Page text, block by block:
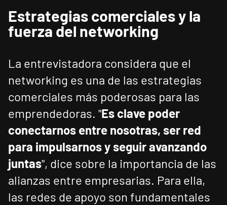
Estrategias comerciales y la
fuerza del networking
La entrevistadora considera que el
networking es una de las estrategias
comerciales más poderosas para las
emprendedoras. "Es clave poder
conectarnos entre nosotras, ser red
para impulsarnos y seguir avanzando
juntas", dice sobre la importancia de las
alianzas entre empresarias. Para ella,
las redes de apoyo son fundamentales